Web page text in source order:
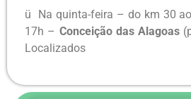
ü Na quinta-feira – do km 30
17h – Conceição das Alagoas
Localizados